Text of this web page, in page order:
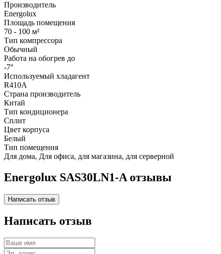
Производитель
Energolux
Площадь помещения
70 - 100 м²
Тип компрессора
Обычный
Работа на обогрев до
-7°
Используемый хладагент
R410A
Страна производитель
Китай
Тип кондиционера
Сплит
Цвет корпуса
Белый
Тип помещения
Для дома, Для офиса, для магазина, для серверной
Energolux SAS30LN1-A отзывы
Написать отзыв